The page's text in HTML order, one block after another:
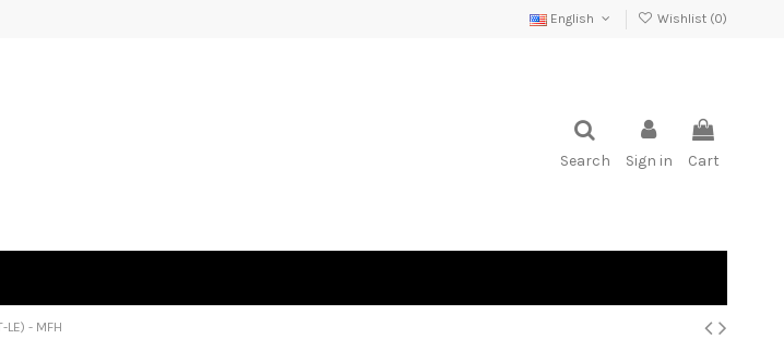
English Wishlist (0)
Search Sign in Cart
- MFH